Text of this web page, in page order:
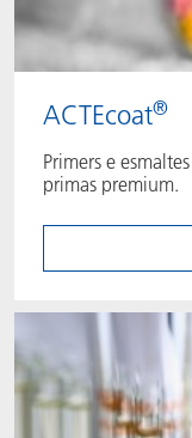
ACTEcoat®
Primers e
primas premium.